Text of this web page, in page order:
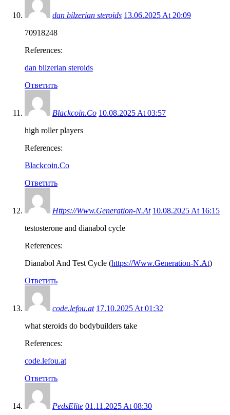
dan bilzerian steroids 13.06.2025 At 20:09
70918248
References:
dan bilzerian steroids
Ответить
Blackcoin.Co 10.08.2025 At 03:57
high roller players
References:
Blackcoin.Co
Ответить
Https://Www.Generation-N.At 10.08.2025 At 16:15
testosterone and dianabol cycle
References:
Dianabol And Test Cycle (https://Www.Generation-N.At)
Ответить
code.lefou.at 17.10.2025 At 01:32
what steroids do bodybuilders take
References:
code.lefou.at
Ответить
PedsElite 01.11.2025 At 08:30